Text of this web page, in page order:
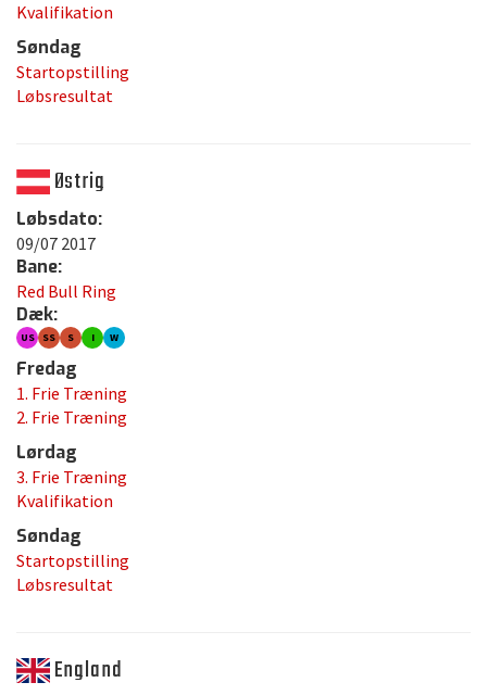
Kvalifikation
Søndag
Startopstilling
Løbsresultat
Østrig
Løbsdato:
09/07 2017
Bane:
Red Bull Ring
Dæk:
US SS S I W
Fredag
1. Frie Træning
2. Frie Træning
Lørdag
3. Frie Træning
Kvalifikation
Søndag
Startopstilling
Løbsresultat
England